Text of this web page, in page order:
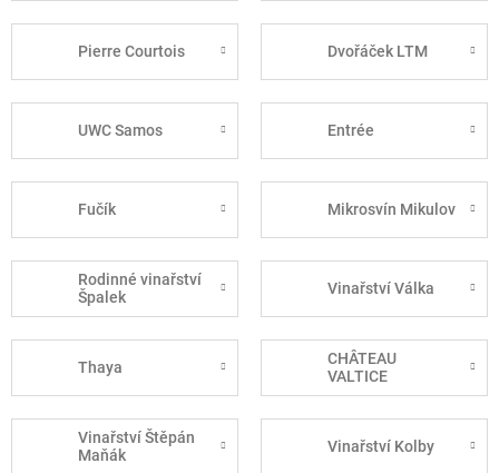
Pierre Courtois Dvořáček LTM
UWC Samos Entrée
Fučík Mikrosvín Mikulov
Rodinné vinařství
Špalek
Vinařství Válka
Thaya
CHÂTEAU
VALTICE
Vinařství Štěpán
Maňák
Vinařství Kolby